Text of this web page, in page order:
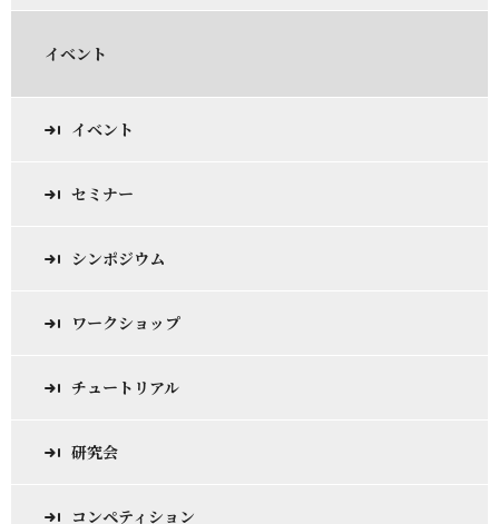
イベント
イベント
セミナー
シンポジウム
ワークショップ
チュートリアル
研究会
コンペティション